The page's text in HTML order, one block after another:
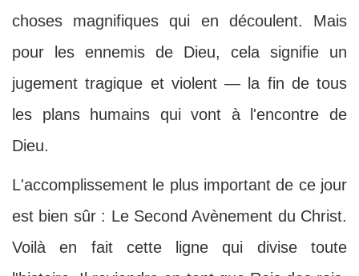
choses magnifiques qui en découlent. Mais
pour les ennemis de Dieu, cela signifie un
jugement tragique et violent — la fin de tous
les plans humains qui vont à l'encontre de
Dieu.
L'accomplissement le plus important de ce jour
est bien sûr : Le Second Avènement du Christ.
Voilà en fait cette ligne qui divise toute